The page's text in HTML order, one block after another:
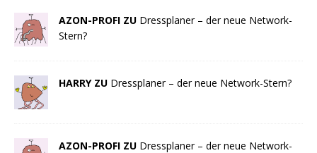
AZON-PROFI ZU Dressplaner – der neue Network-
Stern?
HARRY ZU Dressplaner – der neue Network-Stern?
AZON-PROFI ZU Dressplaner – der neue Network-